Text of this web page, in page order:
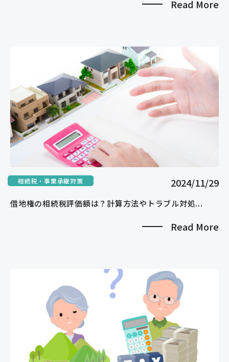
Read More
相続税・事業承継対策 2024/11/29
借地権の相続税評価額は？計算方法やトラブル対処...
Read More